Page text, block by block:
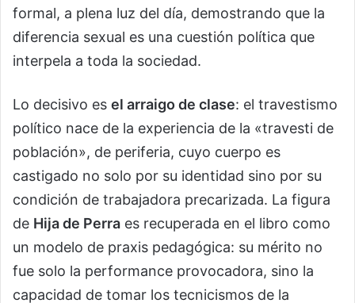
formal, a plena luz del día, demostrando que la
diferencia sexual es una cuestión política que
interpela a toda la sociedad.
Lo decisivo es el arraigo de clase: el travestismo
político nace de la experiencia de la «travesti de
población», de periferia, cuyo cuerpo es
castigado no solo por su identidad sino por su
condición de trabajadora precarizada. La figura
de Hija de Perra es recuperada en el libro como
un modelo de praxis pedagógica: su mérito no
fue solo la performance provocadora, sino la
capacidad de tomar los tecnicismos de la